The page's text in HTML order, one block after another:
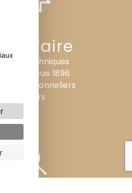
faire
des techniques
depuis 1896
artisans tonneliers
et foudriers